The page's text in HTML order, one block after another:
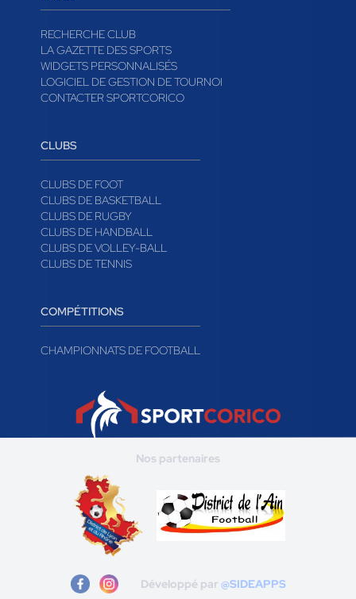
PAGES
RECHERCHE CLUB
LA GAZETTE DES SPORTS
WIDGETS PERSONNALISÉS
CLUBS
CLUBS DE FOOT
CLUBS DE BASKETBALL
CLUBS DE RUGBY
CLUBS DE HANDBALL
CLUBS DE TENNIS
COMPÉTITIONS
CHAMPIONNATS DE FOOTBALL
Nos partenaires